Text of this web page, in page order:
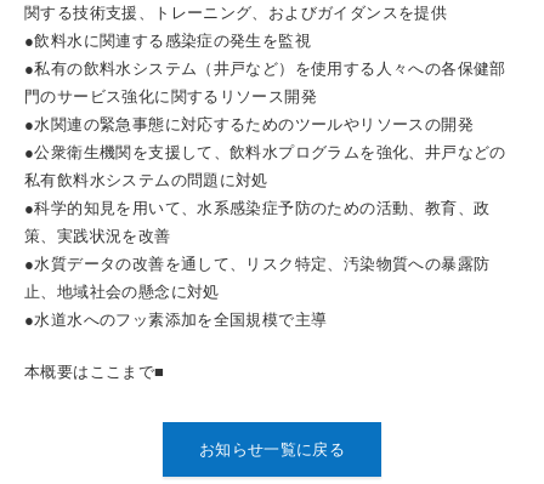
関する技術支援、トレーニング、およびガイダンスを提供
●飲料水に関連する感染症の発生を監視
●私有の飲料水システム（井戸など）を使用する人々への各保健部
門のサービス強化に関するリソース開発
●水関連の緊急事態に対応するためのツールやリソースの開発
●公衆衛生機関を支援して、飲料水プログラムを強化、井戸などの
私有飲料水システムの問題に対処
●科学的知見を用いて、水系感染症予防のための活動、教育、政
策、実践状況を改善
●水質データの改善を通して、リスク特定、汚染物質への暴露防
止、地域社会の懸念に対処
●水道水へのフッ素添加を全国規模で主導
本概要はここまで■
お知らせ一覧に戻る